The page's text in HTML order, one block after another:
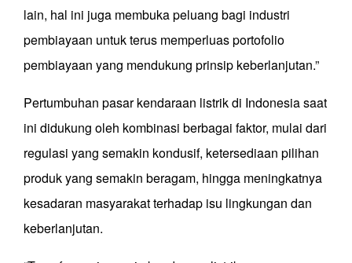
lain, hal ini juga membuka peluang bagi industri
pembiayaan untuk terus memperluas portofolio
pembiayaan yang mendukung prinsip keberlanjutan.”
Pertumbuhan pasar kendaraan listrik di Indonesia saat
ini didukung oleh kombinasi berbagai faktor, mulai dari
regulasi yang semakin kondusif, ketersediaan pilihan
produk yang semakin beragam, hingga meningkatnya
kesadaran masyarakat terhadap isu lingkungan dan
keberlanjutan.